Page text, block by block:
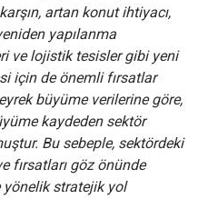
artan konut ihtiyacı,
yapılanma
ve lojistik tesisler gibi yeni
için de önemli fırsatlar
büyüme verilerine göre,
kaydeden sektör
Bu sebeple, sektördeki
fırsatları göz önünde
yönelik stratejik yol